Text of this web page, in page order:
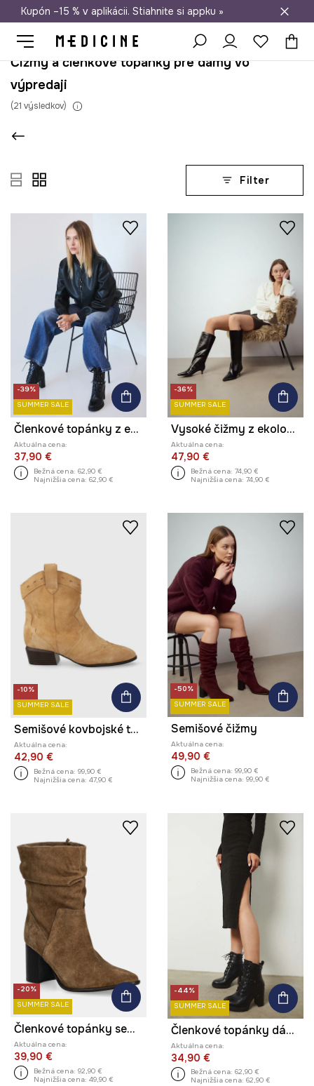
Doprava zadarmo od 50 €
Kupón –15 % v aplikácii. Stiahnite si appku »
Čižmy a členkové topánky pre dámy vo
výpredaji
(21 výsledkov)
Filter
-39%
SUMMER SALE
Členkové topánky z ekologickej kože s vysokými podpätkami
Aktuálna cena:
37,90 €
Bežná cena: 62,90 €
Najnižšia cena: 62,90 €
-36%
SUMMER SALE
Vysoké čižmy z ekologickej kože
Aktuálna cena:
47,90 €
Bežná cena: 74,90 €
Najnižšia cena: 74,90 €
-10%
SUMMER SALE
Semišové kovbojské topánky dámske béžová farba
Aktuálna cena:
42,90 €
Bežná cena: 99,90 €
Najnižšia cena: 47,90 €
-50%
SUMMER SALE
Semišové čižmy
Aktuálna cena:
49,90 €
Bežná cena: 99,90 €
Najnižšia cena: 99,90 €
-20%
SUMMER SALE
Členkové topánky semišové
Aktuálna cena:
39,90 €
Bežná cena: 92,90 €
Najnižšia cena: 49,90 €
-44%
SUMMER SALE
Členkové topánky dámske z ekologickej kože s vysokými podpätkami čierna farba
Aktuálna cena:
34,90 €
Bežná cena: 62,90 €
Najnižšia cena: 62,90 €